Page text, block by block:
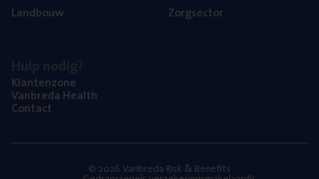
Land­bouw
Zorg­sec­tor
Klan­ten­zo­ne
Van­b­re­da Health
Con­tact
© 2026 Vanbreda Risk & Benefits